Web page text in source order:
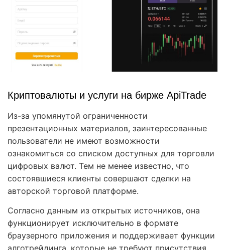
Криптовалюты и услуги на бирже ApiTrade
Из-за упомянутой ограниченности
презентационных материалов, заинтересованные
пользователи не имеют возможности
ознакомиться со списком доступных для торговли
цифровых валют. Тем не менее известно, что
состоявшиеся клиенты совершают сделки на
авторской торговой платформе.
Согласно данным из открытых источников, она
функционирует исключительно в формате
браузерного приложения и поддерживает функции
алготрейдинга, которые не требуют присутствия